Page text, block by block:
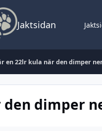
Jaktsidan
en 22lr kula när den dimper
dimper